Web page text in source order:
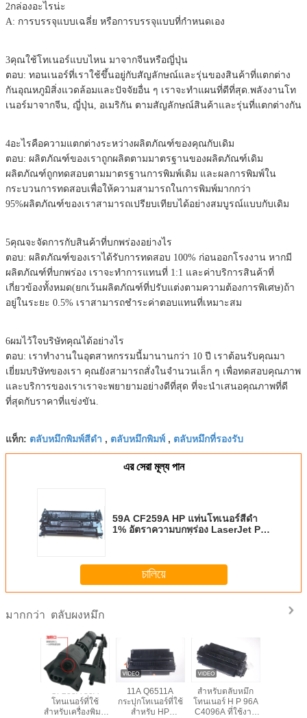
2กล่องอะไรน่ะ
A: การบรรจุแบบเฉลี่ย หรือการบรรจุแบบที่กําหนดเอง
3คุณใช้โทเนอร์แบบไหน มาจากจีนหรือญี่ปุ่น
ตอบ: ทอนเนอร์ที่เราใช้ขึ้นอยู่กับสัญลักษณ์และรุ่นของสินค้าที่แตกต่าง
กันอุณหภูมิสิ่งแวดล้อมและปัจจัยอื่น ๆ เราจะทําแผนที่ดีที่สุด.พลังงานโท
เนอร์มาจากจีน, ญี่ปุ่น, อเมริกัน ตามสัญลักษณ์สินค้าและรุ่นที่แตกต่างกัน
4อะไรคือความแตกต่างระหว่างผลิตภัณฑ์ของคุณกับเดิม
ตอบ: ผลิตภัณฑ์ของเราถูกผลิตตามมาตรฐานของผลิตภัณฑ์เดิม
ผลิตภัณฑ์ถูกทดสอบตามมาตรฐานการพิมพ์เดิม และผลการพิมพ์ใน
กระบวนการทดสอบเพื่อให้ความสามารถในการพิมพ์มากกว่า
95%ผลิตภัณฑ์ของเราสามารถเปรียบเทียบได้อย่างสมบูรณ์แบบกับเดิม
5คุณจะจัดการกับสินค้าที่บกพร่องอย่างไร
ตอบ: ผลิตภัณฑ์ของเราได้รับการทดสอบ 100% ก่อนออกโรงงาน หากมี
ผลิตภัณฑ์ที่บกพร่อง เราจะทําการแทนที่ 1:1 และค่าบริการสินค้าที่
เกี่ยวข้องทั้งหมด(ยกเว้นผลิตภัณฑ์ที่ปรับแต่งตามความต้องการพิเศษ)ถ้า
อยู่ในระยะ 0.5% เราสามารถชําระค่าตอบแทนที่เหมาะสม
6ผมไว้ใจบริษัทคุณได้อย่างไร
ตอบ: เราทํางานในอุตสาหกรรมนี้มานานกว่า 10 ปี เราต้อนรับคุณมา
เยี่ยมบริษัทของเรา คุณยังสามารถสั่งในจํานวนเล็ก ๆ เพื่อทดสอบคุณภาพ
และบริการของเราเราจะพยายามอย่างดีที่สุด ที่จะนําเสนอคุณภาพที่ดี
ที่สุดกับราคาที่แข่งขัน.
แท็ก: ตลับหมึกพิมพ์สีดำ , ตลับหมึกพิมพ์ , ตลับหมึกที่รองรับ
এর সেরা মূল্য পান
59A CF259A HP แท่นโทเนอร์สีดํา
1% อัตราความบกพร่อง LaserJet Pro
চালিয়ে
มากกว่า ตลับผงหมึก
CF233A 33A
โทนเนอร์ที่ใช้
สำหรับเครื่องพิมพ์
11A Q6511A
กระปุกโทเนอร์ที่ใช้
สําหรับ HP
สำหรับตลับหมึก
โทนเนอร์ H P 96A
C4096A ที่ใช้งาน